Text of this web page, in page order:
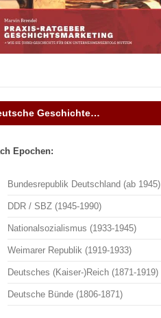
Geschichte…
Epochen:
Bundesrepublik Deutschland (ab 1945)
DDR / SBZ (1945-1990)
Nationalsozialismus (1933-1945)
Weimarer Republik (1919-1933)
Deutsches (Kaiser-)Reich (1871-1919)
Deutsche Bünde (1806-1871)